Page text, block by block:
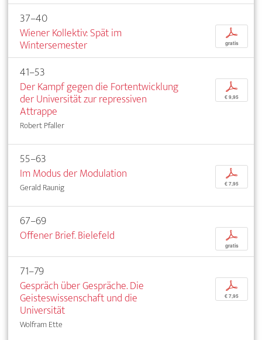
37–40
Wiener Kollektiv: Spät im
Wintersemester
p
gratis
41–53
Der Kampf gegen die Fortentwicklung
der Universität zur repressiven
Attrappe
Robert Pfaller
p
€ 9,95
55–63
Im Modus der Modulation
Gerald Raunig
p
€ 7,95
67–69
Offener Brief. Bielefeld
p
gratis
71–79
Gespräch über Gespräche. Die
Geisteswissenschaft und die
Universität
Wolfram Ette
p
€ 7,95